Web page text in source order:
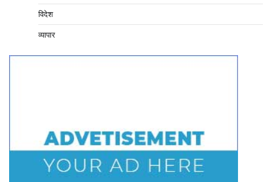
विदेश
व्यापार